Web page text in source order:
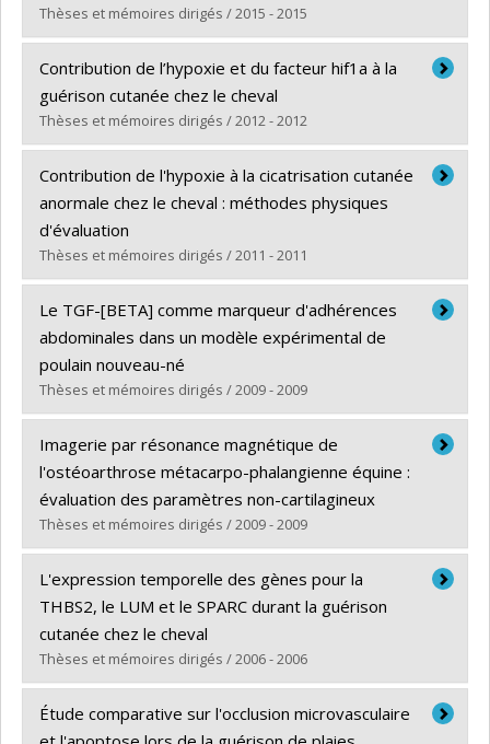
Grade :M. Sc.
Lien vers le document dans Papyrus
Thèses et mémoires dirigés / 2015 - 2015
Graduate :Aguiar, Christie
Cycle :Doctoral
Grade :Ph. D.
Contribution de l’hypoxie et du facteur hif1a à la
guérison cutanée chez le cheval
Thèses et mémoires dirigés / 2012 - 2012
Graduate :Deschene, Karine
Cycle :Doctoral
Grade :Ph. D.
Lien vers le document dans Papyrus
Contribution de l'hypoxie à la cicatrisation cutanée
anormale chez le cheval : méthodes physiques
d'évaluation
Thèses et mémoires dirigés / 2011 - 2011
Graduate :Celeste, Christophe J.
Cycle :Doctoral
Grade :Ph. D.
Lien vers le document dans Papyrus
Le TGF-[BETA] comme marqueur d'adhérences
abdominales dans un modèle expérimental de
poulain nouveau-né
Thèses et mémoires dirigés / 2009 - 2009
Graduate :Hablani, Laurence Myriam
Cycle :Master's
Grade :M. Sc.
Lien vers le document dans Papyrus
Imagerie par résonance magnétique de
l'ostéoarthrose métacarpo-phalangienne équine :
évaluation des paramètres non-cartilagineux
Thèses et mémoires dirigés / 2009 - 2009
Graduate :Olive, Julien
Cycle : Master's
Grade : M. Sc.
Lien vers le document dans Papyrus
L'expression temporelle des gènes pour la
THBS2, le LUM et le SPARC durant la guérison
cutanée chez le cheval
Thèses et mémoires dirigés / 2006 - 2006
Graduate :Raphaël, Kevin
Cycle :Master's
Étude comparative sur l'occlusion microvasculaire